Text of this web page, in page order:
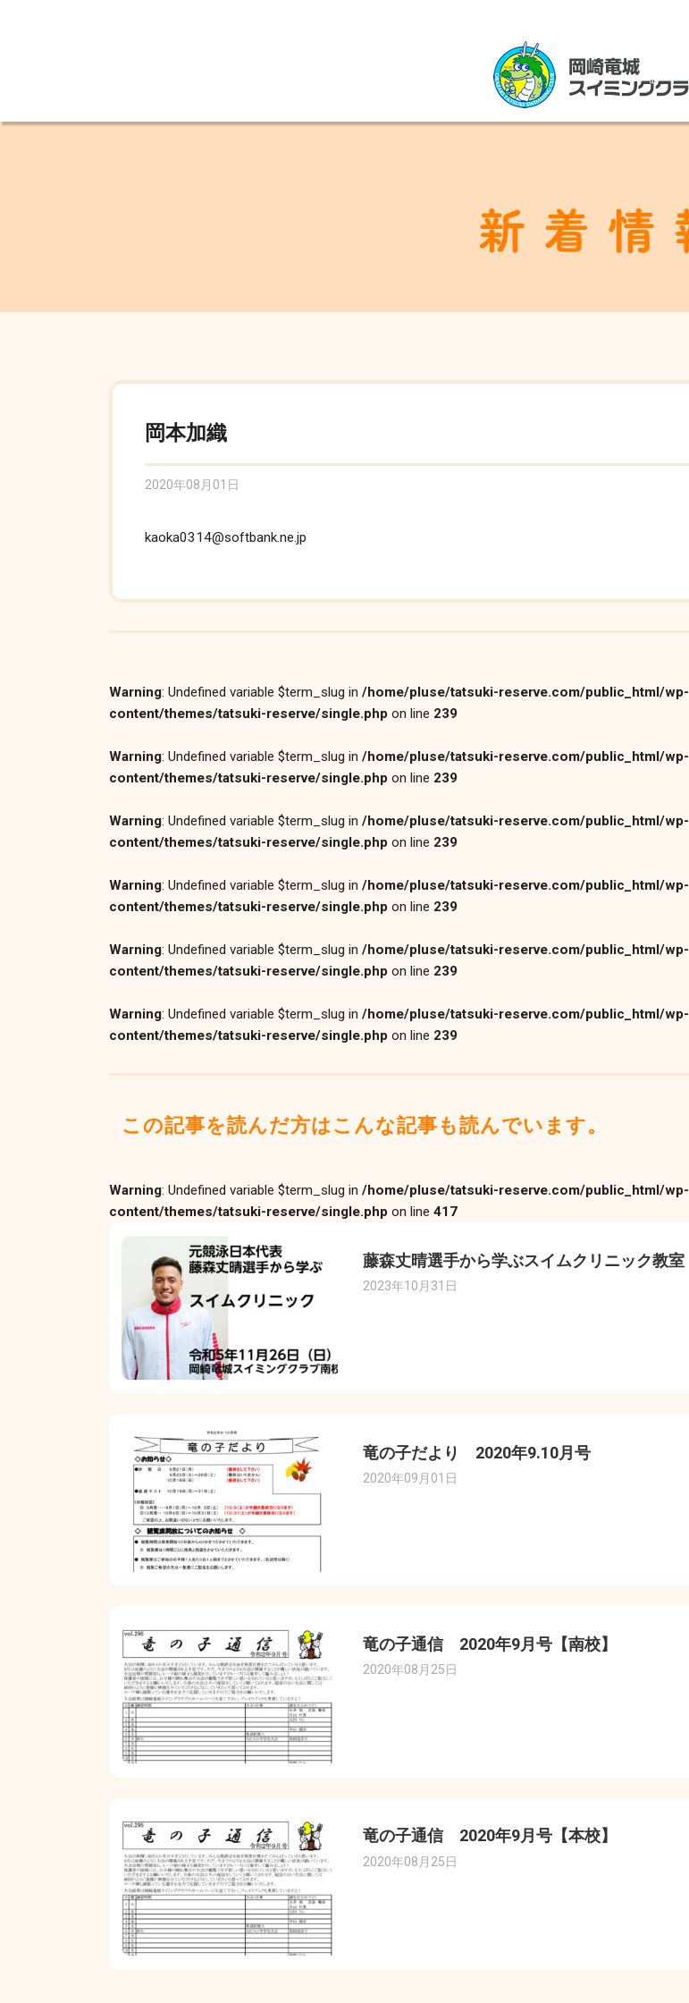
岡本加織
2020年08月01日
kaoka0314@softbank.ne.jp
Warning: Undefined variable $term_slug in /home/pluse/tatsuki-reserve.com/public_html/wp-
content/themes/tatsuki-reserve/single.php on line 239
Warning: Undefined variable $term_slug in /home/pluse/tatsuki-reserve.com/public_html/wp-
content/themes/tatsuki-reserve/single.php on line 239
Warning: Undefined variable $term_slug in /home/pluse/tatsuki-reserve.com/public_html/wp-
content/themes/tatsuki-reserve/single.php on line 239
Warning: Undefined variable $term_slug in /home/pluse/tatsuki-reserve.com/public_html/wp-
content/themes/tatsuki-reserve/single.php on line 239
Warning: Undefined variable $term_slug in /home/pluse/tatsuki-reserve.com/public_html/wp-
content/themes/tatsuki-reserve/single.php on line 239
Warning: Undefined variable $term_slug in /home/pluse/tatsuki-reserve.com/public_html/wp-
content/themes/tatsuki-reserve/single.php on line 239
この記事を読んだ方はこんな記事も読んでいます。
Warning: Undefined variable $term_slug in /home/pluse/tatsuki-reserve.com/public_html/wp-
content/themes/tatsuki-reserve/single.php on line 417
藤森丈晴選手から学ぶスイムクリニック教室
2023年10月31日
竜の子だより 2020年9.10月号
2020年09月01日
竜の子通信 2020年9月号【南校】
2020年08月25日
竜の子通信 2020年9月号【本校】
2020年08月25日